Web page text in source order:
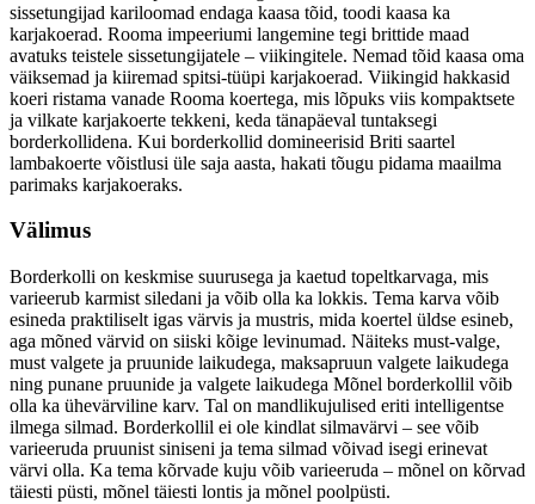
sissetungijad kariloomad endaga kaasa tõid, toodi kaasa ka
karjakoerad. Rooma impeeriumi langemine tegi brittide maad
avatuks teistele sissetungijatele – viikingitele. Nemad tõid kaasa oma
väiksemad ja kiiremad spitsi-tüüpi karjakoerad. Viikingid hakkasid
koeri ristama vanade Rooma koertega, mis lõpuks viis kompaktsete
ja vilkate karjakoerte tekkeni, keda tänapäeval tuntaksegi
borderkollidena. Kui borderkollid domineerisid Briti saartel
lambakoerte võistlusi üle saja aasta, hakati tõugu pidama maailma
parimaks karjakoeraks.
Välimus
Borderkolli on keskmise suurusega ja kaetud topeltkarvaga, mis
varieerub karmist siledani ja võib olla ka lokkis. Tema karva võib
esineda praktiliselt igas värvis ja mustris, mida koertel üldse esineb,
aga mõned värvid on siiski kõige levinumad. Näiteks must-valge,
must valgete ja pruunide laikudega, maksapruun valgete laikudega
ning punane pruunide ja valgete laikudega Mõnel borderkollil võib
olla ka ühevärviline karv. Tal on mandlikujulised eriti intelligentse
ilmega silmad. Borderkollil ei ole kindlat silmavärvi – see võib
varieeruda pruunist siniseni ja tema silmad võivad isegi erinevat
värvi olla. Ka tema kõrvade kuju võib varieeruda – mõnel on kõrvad
täiesti püsti, mõnel täiesti lontis ja mõnel poolpüsti.